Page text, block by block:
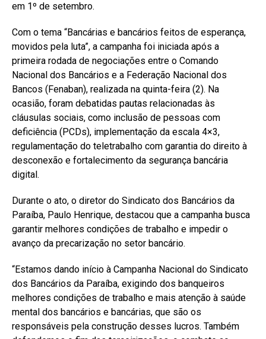
em 1º de setembro.
Com o tema “Bancárias e bancários feitos de esperança,
movidos pela luta”, a campanha foi iniciada após a
primeira rodada de negociações entre o Comando
Nacional dos Bancários e a Federação Nacional dos
Bancos (Fenaban), realizada na quinta-feira (2). Na
ocasião, foram debatidas pautas relacionadas às
cláusulas sociais, como inclusão de pessoas com
deficiência (PCDs), implementação da escala 4×3,
regulamentação do teletrabalho com garantia do direito à
desconexão e fortalecimento da segurança bancária
digital.
Durante o ato, o diretor do Sindicato dos Bancários da
Paraíba, Paulo Henrique, destacou que a campanha busca
garantir melhores condições de trabalho e impedir o
avanço da precarização no setor bancário.
“Estamos dando início à Campanha Nacional do Sindicato
dos Bancários da Paraíba, exigindo dos banqueiros
melhores condições de trabalho e mais atenção à saúde
mental dos bancários e bancárias, que são os
responsáveis pela construção desses lucros. Também